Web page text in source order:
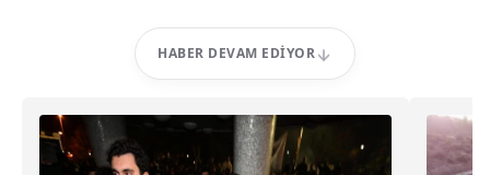
HABER DEVAM EDIYOR